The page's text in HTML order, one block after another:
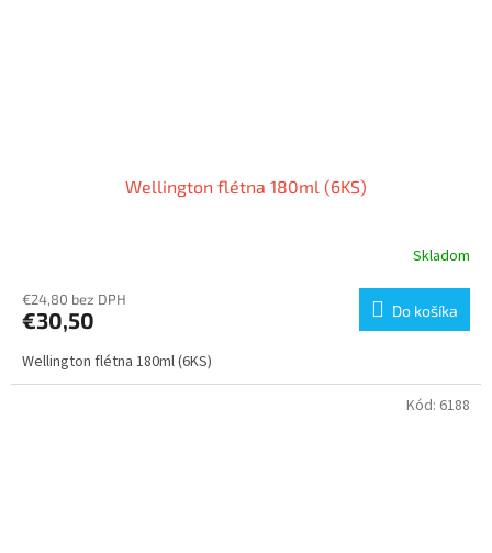
Wellington flétna 180ml (6KS)
Skladom
€24,80 bez DPH
€30,50 Do košíka
Wellington flétna 180ml (6KS)
Kód: 6188